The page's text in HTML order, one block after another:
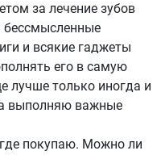
за лечение зубов
бессмысленные
и всякие гаджеты
его в самую
лучше только иногда и
выполняю важные
покупаю. Можно ли